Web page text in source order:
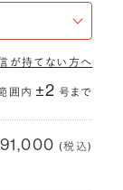
が持てない方へ
囲内 ±2 号まで
(税込)